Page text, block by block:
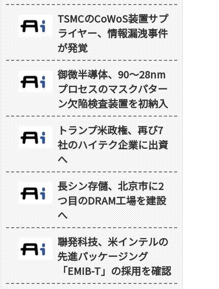
TSMCのCoWoS装置サプ
ライヤー、情報漏洩事件
が発覚
御微半導体、90～28nm
プロセスのマスクパター
ン欠陥検査装置を初納入
トランプ米政権、再び7
社のハイテク企業に出資
へ
長シン存儲、北京市に2
つ目のDRAM工場を建設
へ
聯発科技、米インテルの
先進パッケージング
「EMIB-T」の採用を確認